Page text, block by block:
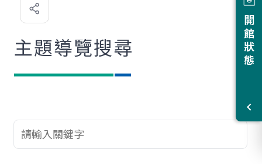
開館狀態
歡
主題導覽搜尋
查詢關鍵字